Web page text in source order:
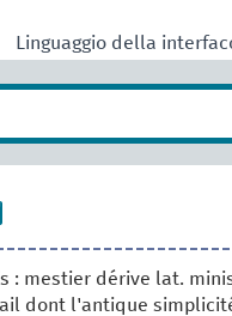
Linguaggio della
: mestier dérive lat.
dont l'antique